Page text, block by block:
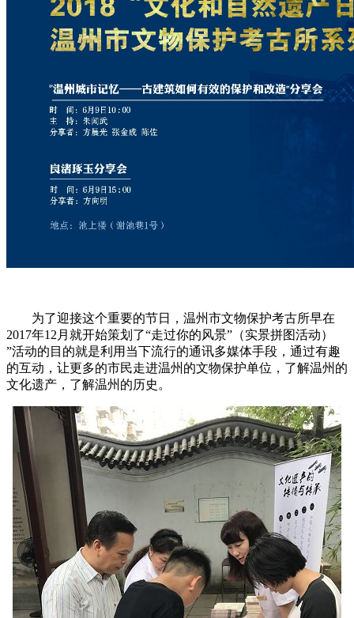
为了迎接这个重要的节日，温州市文物保护考古所早在
2017年12月就开始策划了“走过你的风景”（实景拼图活动）
”活动的目的就是利用当下流行的通讯多媒体手段，通过有趣
的互动，让更多的市民走进温州的文物保护单位，了解温州的
文化遗产，了解温州的历史。